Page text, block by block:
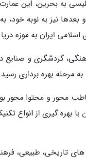
نیز به نوبه خود،
ایران به موزه دریا
محور و محتوا محور
گیری از انواع
تاریخی، طبیعی،